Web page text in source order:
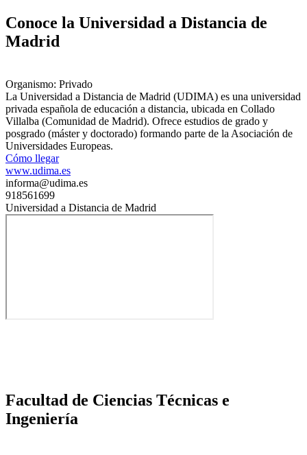
Conoce la Universidad a Distancia de
Madrid
Organismo: Privado
La Universidad a Distancia de Madrid (UDIMA) es una universidad
privada española de educación a distancia, ubicada en Collado
Villalba (Comunidad de Madrid). Ofrece estudios de grado y
posgrado (máster y doctorado) formando parte de la Asociación de
Universidades Europeas.
Cómo llegar
www.udima.es
informa@udima.es
918561699
Universidad a Distancia de Madrid
Facultad de Ciencias Técnicas e
Ingeniería